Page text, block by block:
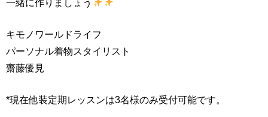
一緒に作りましょう
キモノワールドライフ
パーソナル着物スタイリスト
齋藤優見
*現在他装定期レッスンは3名様のみ受付可能です。